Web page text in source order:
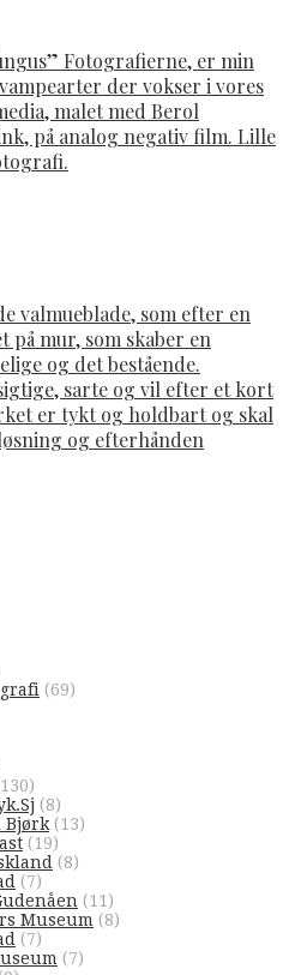
Fotografierne, er min
der vokser i vores
malet med Berol
på analog negativ film. Lille
valmueblade, som efter en
mur, som skaber en
og det bestående.
sarte og vil efter et kort
er tykt og holdbart og skal
og efterhånden
(69)
(8)
Bjørk (13)
(19)
(8)
(7)
(11)
Museum (8)
(7)
(7)